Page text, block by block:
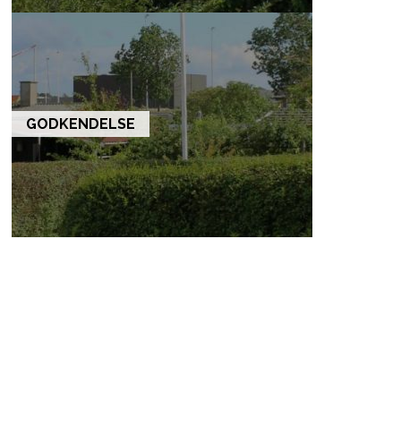
GODKENDELSE